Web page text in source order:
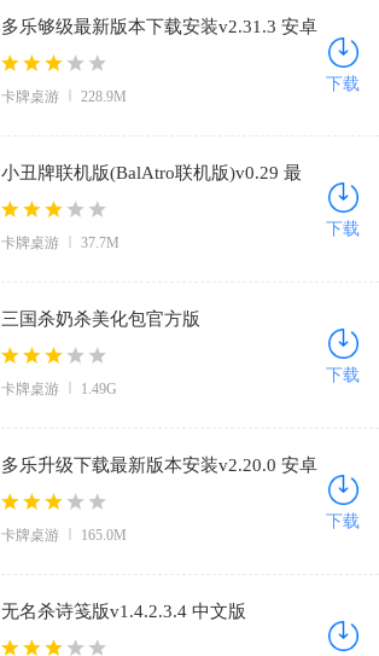
多乐够级最新版本下载安装v2.31.3 安卓
版
卡牌桌游 228.9M
下载
小丑牌联机版(BalAtro联机版)v0.29 最
新版
卡牌桌游 37.7M
下载
三国杀奶杀美化包官方版
(noname)v1.10.3.1 安卓版
卡牌桌游 1.49G
下载
多乐升级下载最新版本安装v2.20.0 安卓
版
卡牌桌游 165.0M
下载
无名杀诗笺版v1.4.2.3.4 中文版